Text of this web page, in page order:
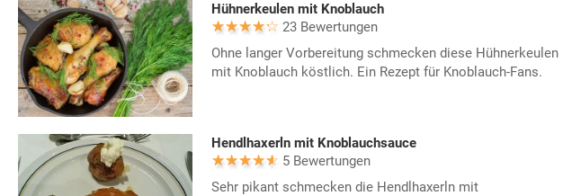
Hühnerkeulen mit Knoblauch
23 Bewertungen
Ohne langer Vorbereitung schmecken diese Hühnerkeulen
mit Knoblauch köstlich. Ein Rezept für Knoblauch-Fans.
Hendlhaxerln mit Knoblauchsauce
5 Bewertungen
Sehr pikant schmecken die Hendlhaxerln mit